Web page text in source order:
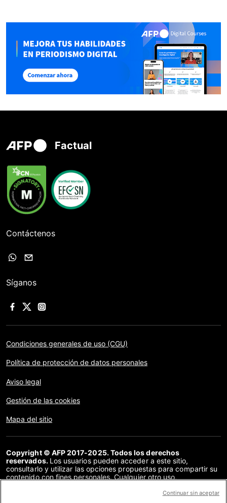
Factual
Contáctenos
Síganos
Condiciones generales de uso (CGU)
Política de protección de datos personales
Aviso legal
Gestión de las cookies
Mapa del sitio
Copyright © AFP 2017-2025. Todos los derechos
reservados. Los usuarios pueden acceder a este sitio,
consultarlo y utilizar las opciones propuestas para compartir su
contenido con fines personales. Cualquier otro uso,
distribución del contenido de este sitio, en su totalidad o en
Continuar sin aceptar